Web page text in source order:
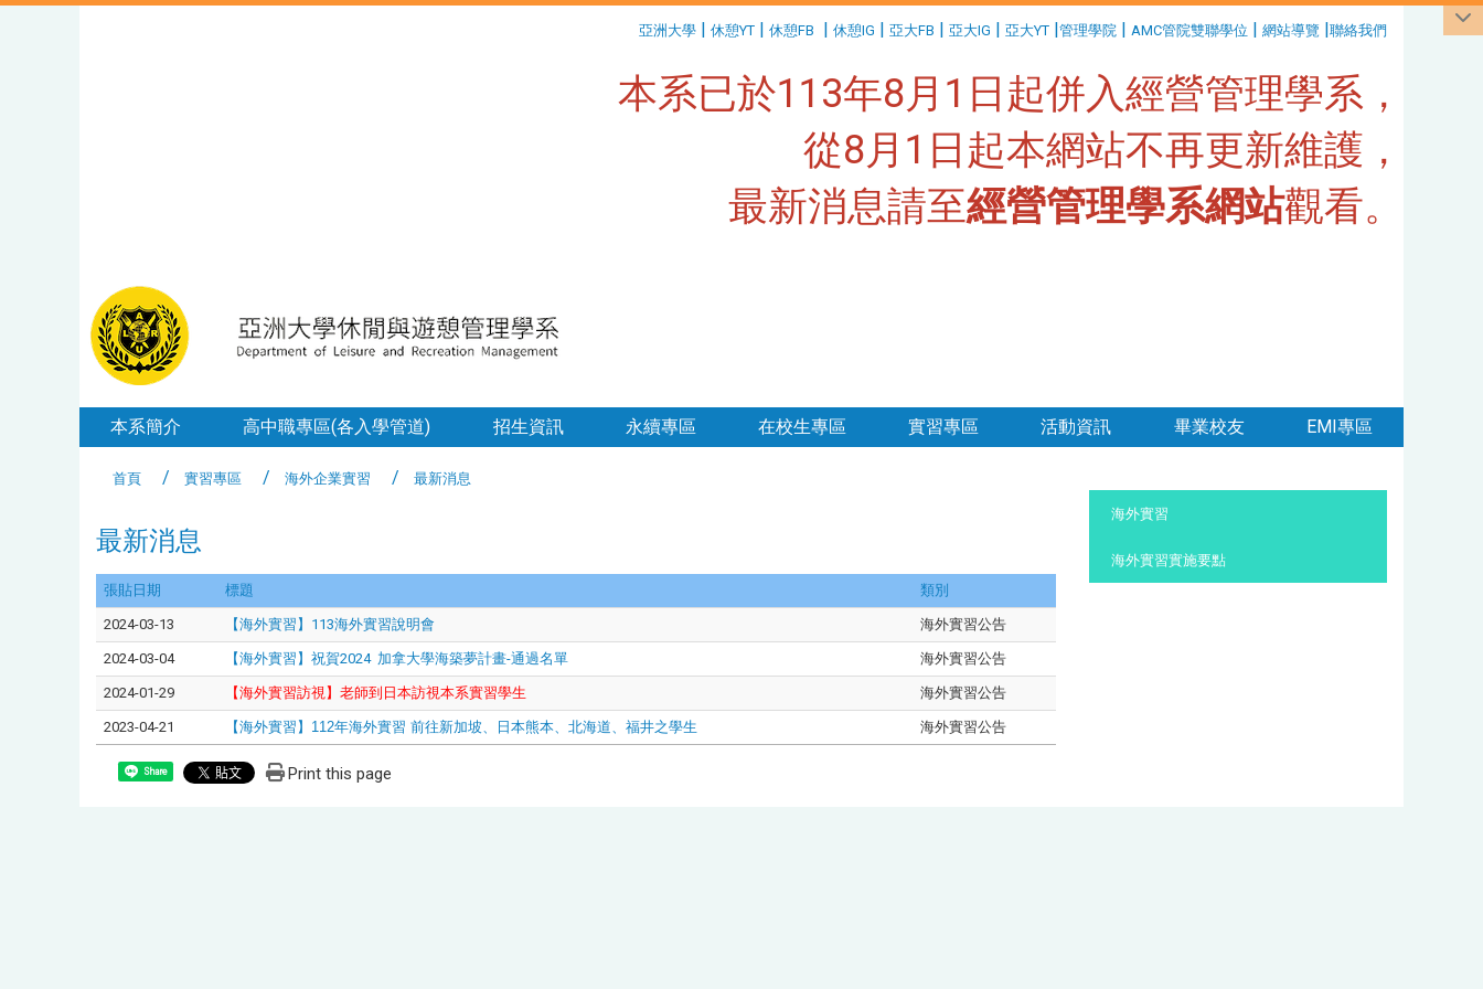
亞洲大學 | 休憩YT | 休憩FB | 休憩IG | 亞大FB | 亞大IG | 亞大YT |管理學院 | AMC管院雙聯學位 | 網站導覽 |聯絡我們
本系已於113年8月1日起併入經營管理學系，
從8月1日起本網站不再更新維護，
最新消息請至經營管理學系網站觀看。
本系簡介 高中職專區(各入學管道) 招生資訊 永續專區 在校生專區 實習專區 活動資訊 畢業校友 EMI專區
首頁 實習專區 海外企業實習 最新消息
最新消息
張貼日期 標題 類別
2024-03-13 【海外實習】113海外實習說明會 海外實習公告
2024-03-04 【海外實習】祝賀2024 加拿大學海築夢計畫-通過名單 海外實習公告
2024-01-29 【海外實習訪視】老師到日本訪視本系實習學生 海外實習公告
2023-04-21 【海外實習】112年海外實習 前往新加坡、日本熊本、北海道、福井之學生 海外實習公告
Share Print this page
海外實習
海外實習實施要點